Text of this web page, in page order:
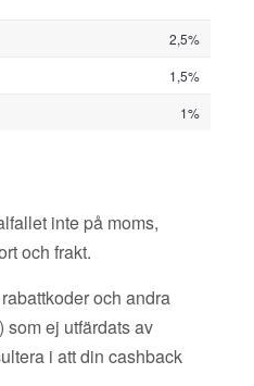
2,5%
1,5%
1%
inte på moms,
och frakt.
och andra
som ej utfärdats av
i att din cashback